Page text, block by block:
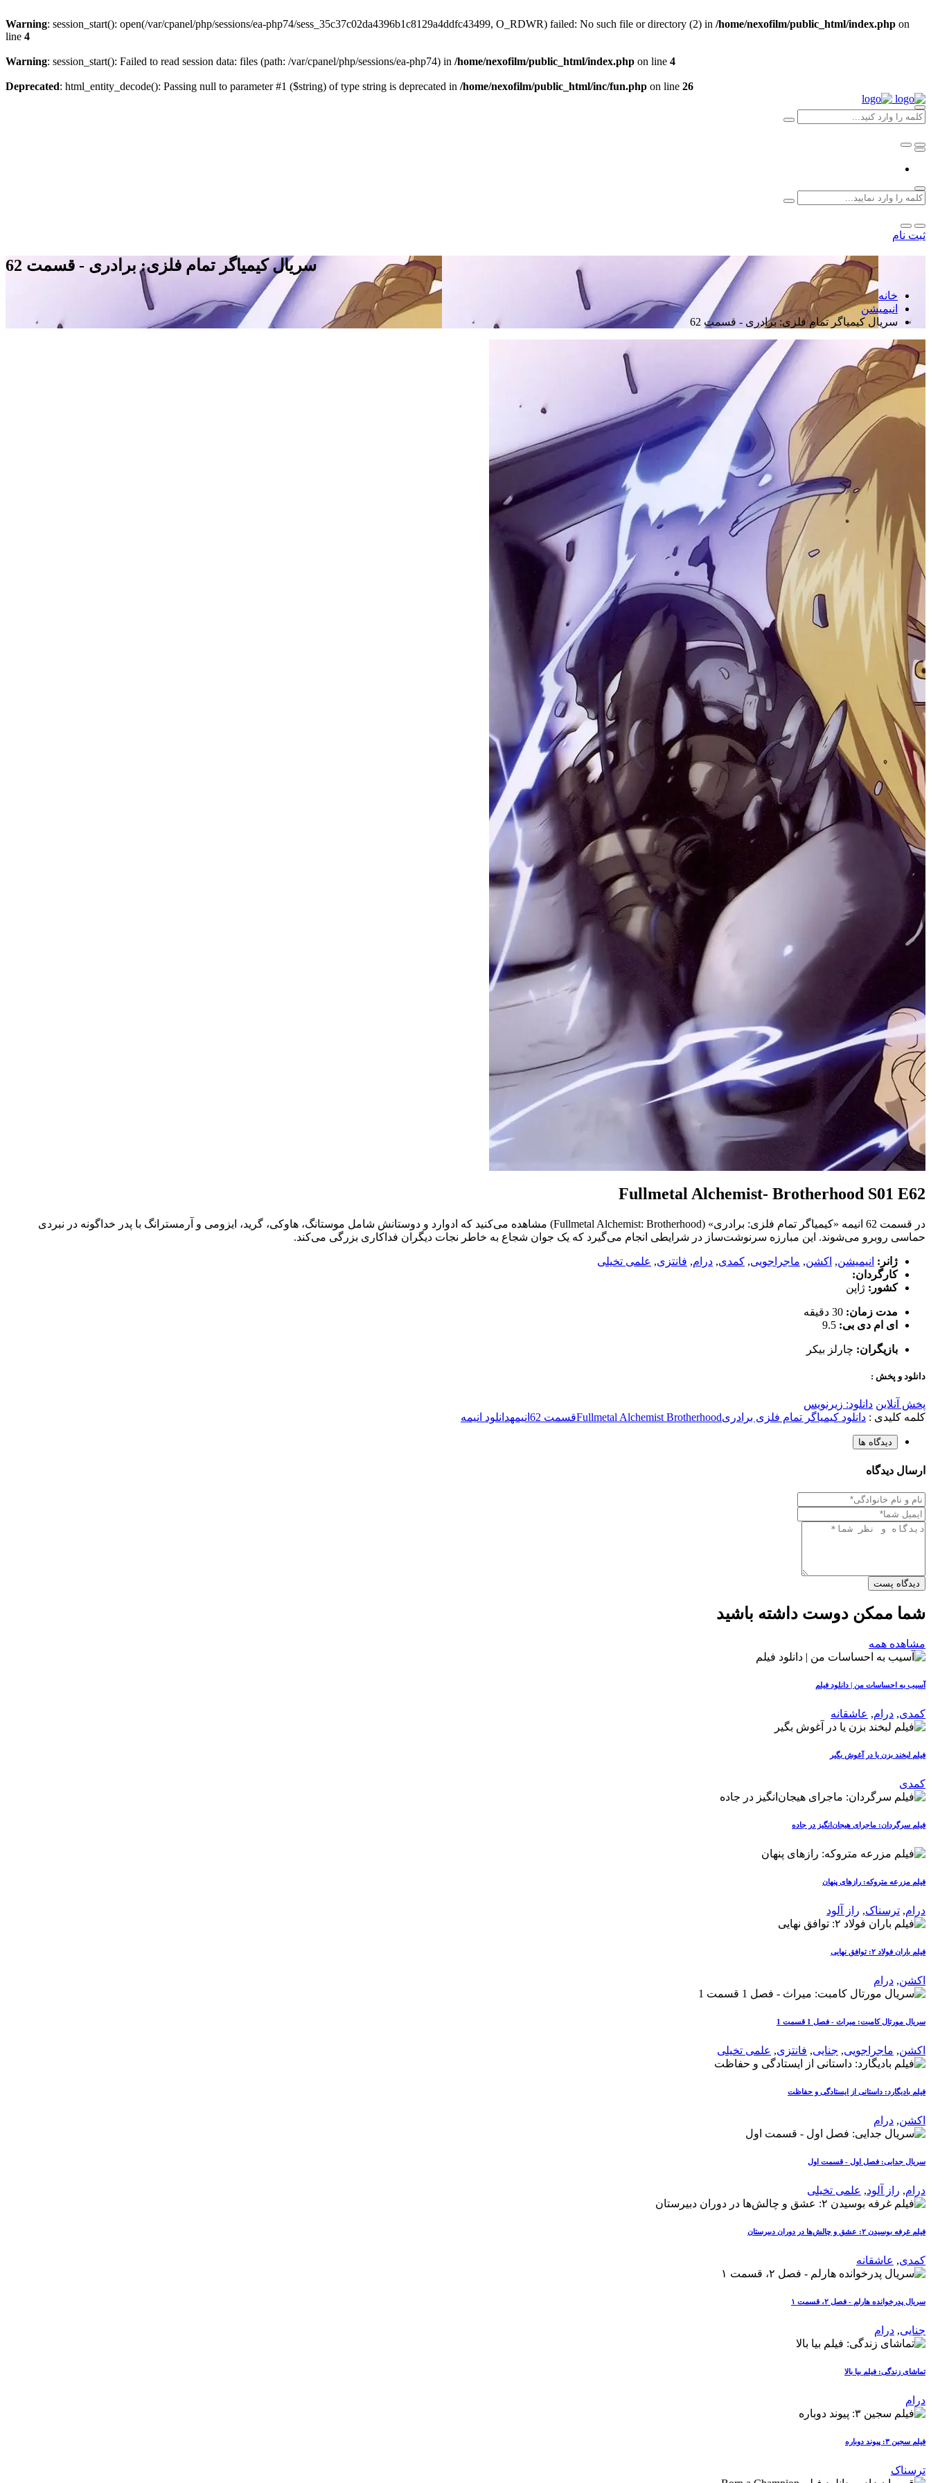
Warning: session_start(): open(/var/cpanel/php/sessions/ea-php74/sess_35c37c02da4396b1c8129a4ddfc43499, O_RDWR) failed: No such file or directory (2) in /home/nexofilm/public_html/index.php on
line 4
Warning: session_start(): Failed to read session data: files (path: /var/cpanel/php/sessions/ea-php74) in /home/nexofilm/public_html/index.php on line 4
Deprecated: html_entity_decode(): Passing null to parameter #1 ($string) of type string is deprecated in /home/nexofilm/public_html/inc/fun.php on line 26
ثبت نام
سریال کیمیاگر تمام فلزی: برادری - قسمت 62
خانه
انیمیشن
سریال کیمیاگر تمام فلزی: برادری - قسمت 62
Fullmetal Alchemist- Brotherhood S01 E62
در قسمت 62 انیمه «کیمیاگر تمام فلزی: برادری» (Fullmetal Alchemist: Brotherhood) مشاهده می‌کنید که ادوارد و دوستانش شامل موستانگ، هاوکی، گرید، ایزومی و آرمسترانگ با پدر خداگونه در نبردی
حماسی روبرو می‌شوند. این مبارزه سرنوشت‌ساز در شرایطی انجام می‌گیرد که یک جوان شجاع به خاطر نجات دیگران فداکاری بزرگی می‌کند.
ژانر: انیمیشن, اکشن, ماجراجویی, کمدی, درام, فانتزی, علمی تخیلی
کارگردان:
کشور: ژاپن
مدت زمان: 30 دقیقه
ای ام دی بی: 9.5
بازیگران: چارلز بیکر
دانلود و پخش :
پخش آنلاین دانلود: زیرنویس
کلمه کلیدی : دانلود کیمیاگر تمام فلزی برادریFullmetal Alchemist Brotherhoodقسمت 62 انیمهدانلود انیمه
دیدگاه ها
ارسال دیدگاه
دیدگاه پست
شما ممکن دوست داشته باشید
مشاهده همه
آسیب به احساسات من | دانلود فیلم
کمدی, درام, عاشقانه
فیلم لبخند بزن یا در آغوش بگیر
کمدی
فیلم سرگردان: ماجرای هیجان‌انگیز در جاده
فیلم مزرعه متروکه: رازهای پنهان
درام, ترسناک, راز آلود
فیلم باران فولاد ۲: توافق نهایی
اکشن, درام
سریال مورتال کامبت: میراث - فصل 1 قسمت 1
اکشن, ماجراجویی, جنایی, فانتزی, علمی تخیلی
فیلم بادیگارد: داستانی از ایستادگی و حفاظت
اکشن, درام
سریال جدایی: فصل اول - قسمت اول
درام, راز آلود, علمی تخیلی
فیلم غرفه بوسیدن ۲: عشق و چالش‌ها در دوران دبیرستان
کمدی, عاشقانه
سریال پدرخوانده هارلم - فصل ۲، قسمت ۱
جنایی, درام
تماشای زندگی: فیلم بیا بالا
درام
فیلم سجین ۳: پیوند دوباره
ترسناک